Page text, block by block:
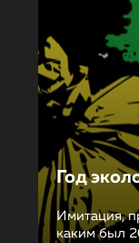
Год
Имитация,
каким был